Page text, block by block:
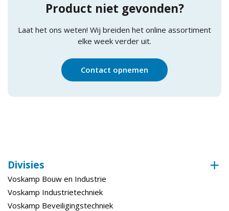
Product niet gevonden?
Laat het ons weten! Wij breiden het online assortiment
elke week verder uit.
Contact opnemen
Divisies
Voskamp Bouw en Industrie
Voskamp Industrietechniek
Voskamp Beveiligingstechniek